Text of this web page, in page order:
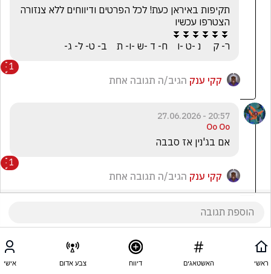
ר- ק     נ -ט -ו    ח- ד -ש -ו- ת    ב- ט- ל- ג-
1
קקי ענק הגיב/ה תגובה אחת
20:57 - 27.06.2026
Oo Oo
אם בג'נין אז סבבה
1
קקי ענק הגיב/ה תגובה אחת
ראשי האשטאגים דיווח צבע אדום אישי